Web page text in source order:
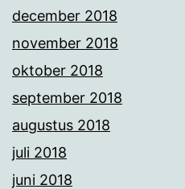
december 2018
november 2018
oktober 2018
september 2018
augustus 2018
juli 2018
juni 2018